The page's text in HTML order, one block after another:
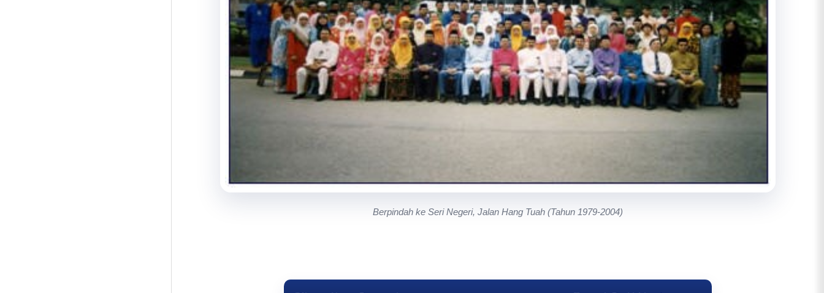
Berpindah ke Seri Negeri, Jalan Hang Tuah (Tahun 1979-2004)